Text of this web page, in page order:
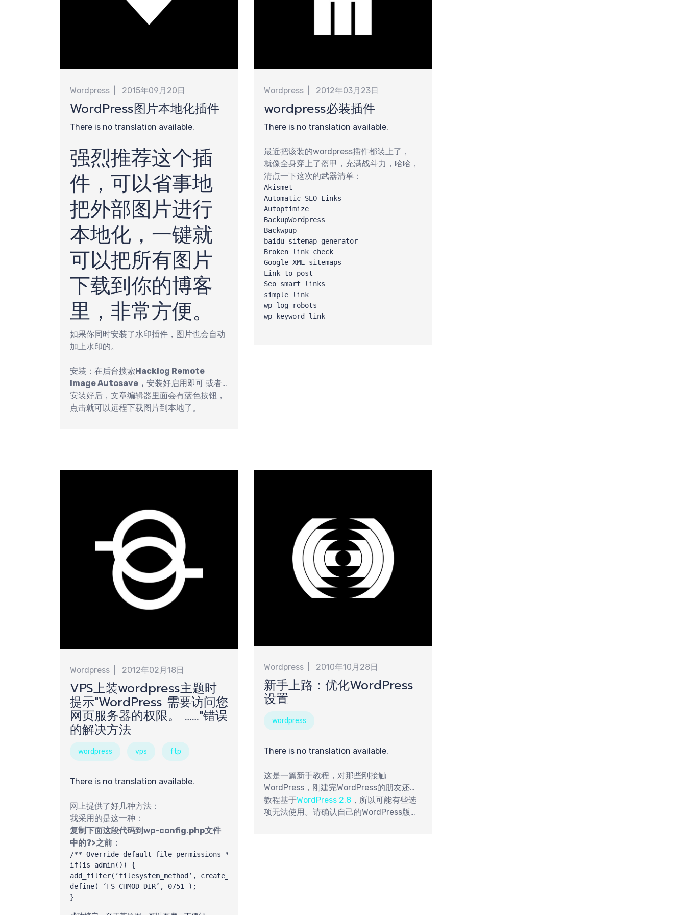
计
最新
分享
提交
需求
搜索
Wordpress 2015年09月20日
WordPress图片本地化插件
There is no translation available.
强烈推荐这个插
件，可以省事地
把外部图片进行
本地化，一键就
可以把所有图片
下载到你的博客
里，非常方便。
如果你同时安装了水印插件，图片也会自动
加上水印的。
安装：在后台搜索Hacklog Remote
Image Autosave， 安装好启用即可 或者
戳这里下载 。
安装好后，文章编辑器里面会有蓝色按钮，
点击就可以远程下载图片到本地了。
Wordpress 2012年03月23日
wordpress必装插件
There is no translation available.
最近把该装的wordpress插件都装上了，
就像全身穿上了盔甲，充满战斗力，哈哈，
清点一下这次的武器清单：
Akismet
Automatic SEO Links
Autoptimize
BackupWordpress
Backwpup
baidu sitemap generator
Broken link check
Google XML sitemaps
Link to post
Seo smart links
simple link
wp-log-robots
wp keyword link
Wordpress 2012年02月18日
VPS上装wordpress主题时
提示"WordPress 需要访问您
网页服务器的权限。 ……"错误
的解决方法
wordpress vps ftp
There is no translation available.
网上提供了好几种方法：
我采用的是这一种：
复制下面这段代码到wp-config.php文件
中的?>之前：
/** Override default file permissions */
if(is_admin()) {
add_filter(‘filesystem_method’, create_function(‘$a’, ‘return “direct” ;’ ));
define( ‘FS_CHMOD_DIR’, 0751 );
}
Wordpress 2010年10月28日
新手上路：优化WordPress
设置
wordpress
There is no translation available.
这是一篇新手教程，对那些刚接触
WordPress，刚建完WordPress的朋友还是
很有价值的。
教程基于WordPress 2.8 ，所以可能有些选
项无法使用。请确认自己的WordPress版本